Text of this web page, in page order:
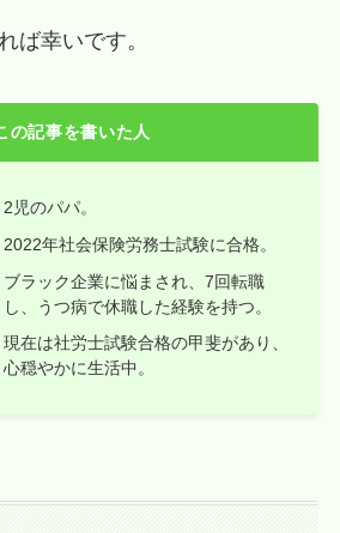
ば幸いです。
の記事を書いた人
2児のパパ。
2022年社会保険労務士試験に合格。
ブラック企業に悩まされ、7回転職
し、うつ病で休職した経験を持つ。
現在は社労士試験合格の甲斐があり、
心穏やかに生活中。